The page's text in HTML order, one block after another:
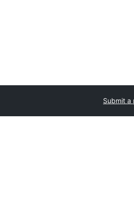
Submit a